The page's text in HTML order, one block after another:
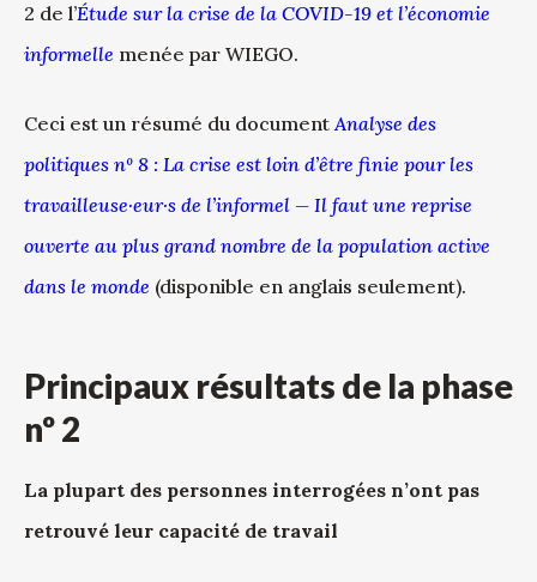
2 de l’Étude sur la crise de la COVID-19 et l’économie
informelle menée par WIEGO.
Ceci est un résumé du documentAnalyse des
politiques nº 8 : La crise est loin d’être finie pour les
travailleuse·eur·s de l’informel — Il faut une reprise
ouverte au plus grand nombre de la population active
dans le monde (disponible en anglais seulement).
Principaux résultats de la phase
nº 2
La plupart des personnes interrogées n’ont pas
retrouvé leur capacité de travail